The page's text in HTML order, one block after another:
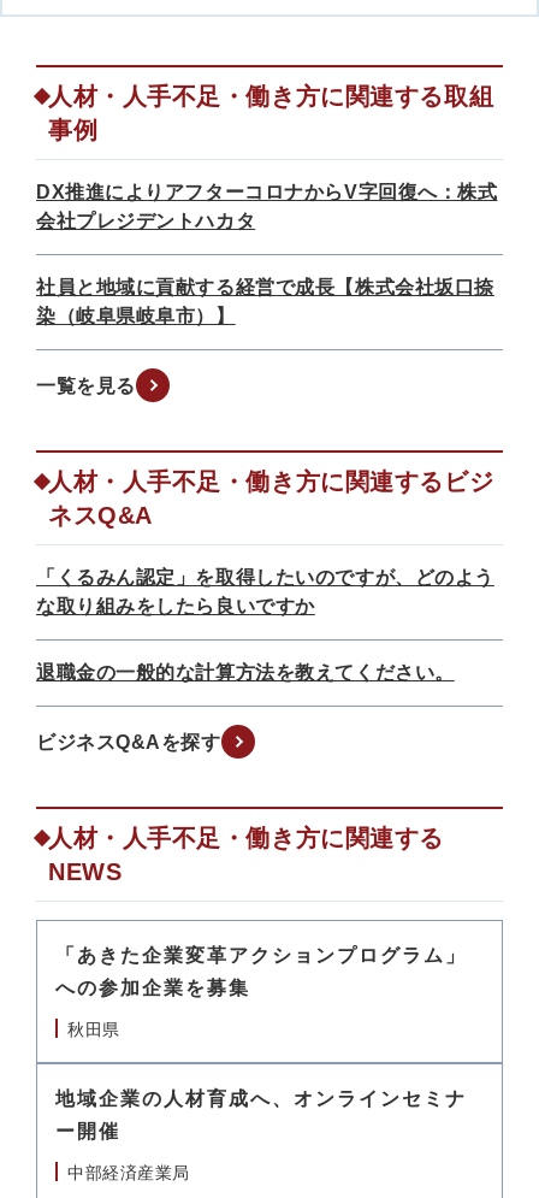
人材・人手不足・働き方に関連する取組
事例
DX推進によりアフターコロナからV字回復へ：株式
会社プレジデントハカタ
社員と地域に貢献する経営で成長【株式会社坂口捺
染（岐阜県岐阜市）】
一覧を見る
人材・人手不足・働き方に関連するビジ
ネスQ&A
「くるみん認定」を取得したいのですが、どのよう
な取り組みをしたら良いですか
退職金の一般的な計算方法を教えてください。
ビジネスQ&Aを探す
人材・人手不足・働き方に関連する
NEWS
「あきた企業変革アクションプログラム」
への参加企業を募集
秋田県
地域企業の人材育成へ、オンラインセミナ
ー開催
中部経済産業局